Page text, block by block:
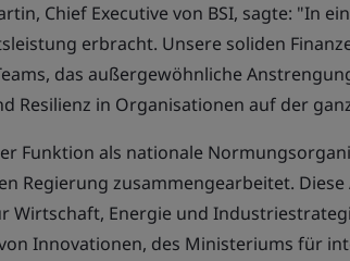
Chief Executive von BSI, sagte: "In
erbracht. Unsere soliden
das außergewöhnliche
Resilienz in Organisationen auf der
Funktion als nationale
Regierung zusammengearbeitet.
Wirtschaft, Energie und
Innovationen, des Ministeriums für